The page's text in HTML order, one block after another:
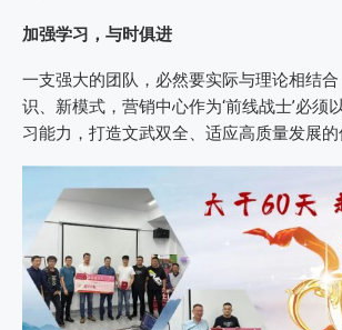
加强学习，与时俱进
一支强大的团队，必然要实际与理论相结
识、新模式，营销中心作为‘前线战士’必须
习能力，打造文武双全、适应高质量发展的